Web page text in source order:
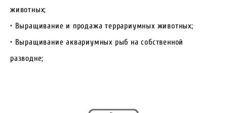
животных;
• Выращивание и продажа террариумных животных;
• Выращивание аквариумных рыб на собственной
разводне;